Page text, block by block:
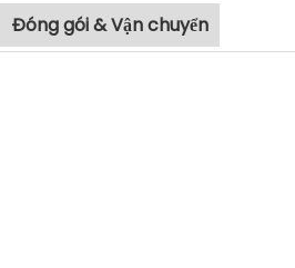
Đóng gói & Vận chuyển